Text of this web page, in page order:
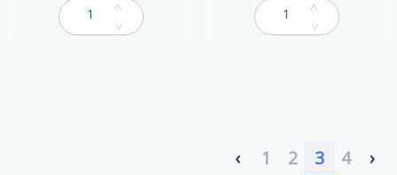
globale agit sur les signes
de l’âge du visage. Sa
amusants de licorne, de
girafe et de koala. Faites
‹ 1 2 3 4 ›